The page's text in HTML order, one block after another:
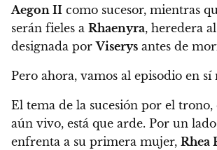
Aegon II como sucesor, mientras
serán fieles a Rhaenyra, heredera
designada porViserys antes de
Pero ahora, vamos al episodio en sí
El tema de la sucesión por el
aún vivo, está que arde. Por un
enfrenta a su primera mujer, Rhea